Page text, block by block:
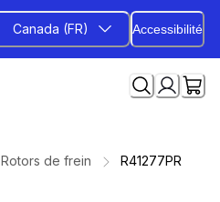
Canada (FR) Accessibilité
Rotors de frein R41277PR